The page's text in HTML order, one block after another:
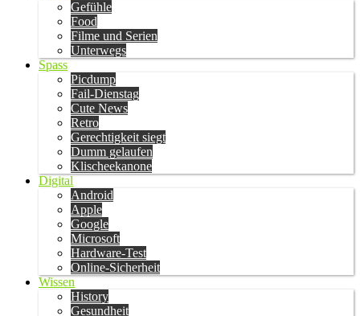
Gefühle
Food
Filme und Serien
Unterwegs
Spass
Picdump
Fail-Dienstag
Cute News
Retro
Gerechtigkeit siegt
Dumm gelaufen
Klischeekanone
Digital
Android
Apple
Google
Microsoft
Hardware-Test
Online-Sicherheit
Wissen
History
Gesundheit